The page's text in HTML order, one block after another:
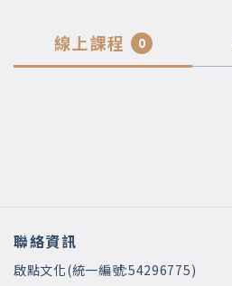
線上課程 0
聯絡資訊
啟點文化(統一編號:54296775)